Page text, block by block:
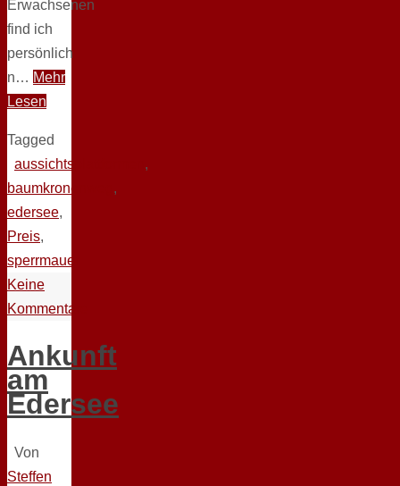
Erwachsenen
find ich
persönlich
n… Mehr
Lesen
Tagged
aussichtsplattformen ,
baumkronenweg ,
edersee,
Preis,
sperrmauer
Keine
Kommentare
Ankunft
am
Edersee
Von
Steffen